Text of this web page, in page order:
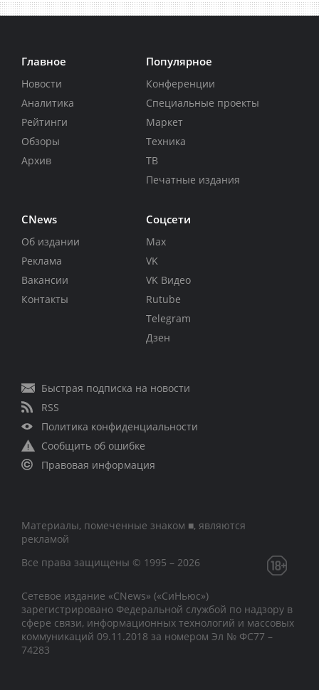
Главное
Новости
Аналитика
Рейтинги
Обзоры
Архив
Популярное
Конференции
Специальные проекты
Маркет
Техника
ТВ
Печатные издания
CNews
Об издании
Реклама
Вакансии
Контакты
Соцсети
Max
VK
VK Видео
Rutube
Telegram
Дзен
Быстрая подписка на новости
RSS
Политика конфиденциальности
Сообщить об ошибке
Правовая информация
Материалы, помеченные знаком ■, являются
рекламой
Все права защищены © 1995 – 2026
Сетевое издание «CNews» («СиНьюс»)
зарегистрировано Федеральной службой по надзору в
сфере связи, информационных технологий и массовых
коммуникаций 09.11.2018 за номером Эл № ФС77 –
74283